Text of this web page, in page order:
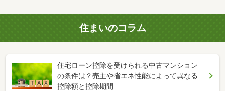
住まいのコラム
住宅ローン控除を受けられる中古マンション
の条件は？売主や省エネ性能によって異なる
控除額と控除期間